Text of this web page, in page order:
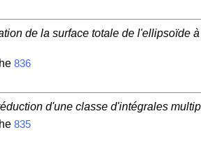
de la surface totale de l'ellipsoïde
836
d'une classe d'intégrales
835